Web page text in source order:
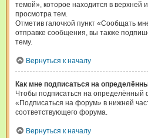
темой», которое находится в верхней
просмотра тем.
Отметив галочкой пункт «Сообщать
отправке сообщения, вы также
тему.
Вернуться к началу
Как мне подписаться на
Чтобы подписаться на определённый
«Подписаться на форум» в нижней
соответствующего форума.
Вернуться к началу